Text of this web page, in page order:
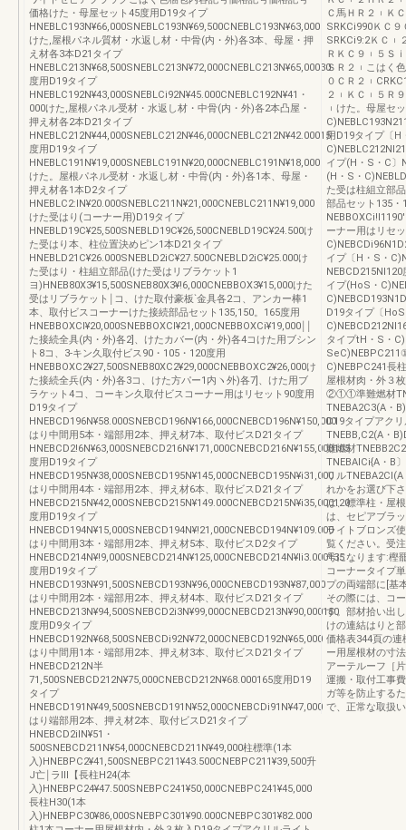
価格けた・母屋セット45度用D19タイプ
HNEBLC193N¥66,000SNEBLC193N¥69,500CNEBLC193N¥63,000
けた,屋根パネル質材・水返し材・中骨(内・外)各3本、母屋・押
え材各3本D21タイプ
HNEBLC213N¥68,500SNEBLC213N¥72,000CNEBLC213N¥65,00030
度用D19タイプ
HNEBLC192N¥43,000SNEBLCi92N¥45.000CNEBLC192N¥41・
000けた,屋根パネル受材・水返し材・中骨(内・外)各2本凸屋・
押え材各2本D21タイブ
HNEBLC212N¥44,000SNEBLC212N¥46,000CNEBLC212N¥42.00015
度用D19タイブ
HNEBLC191N¥19,000SNEBLC191N¥20,000CNEBLC191N¥18,000
けた。屋根パネル受材・水返し材・中骨(内・外)各1本、母屋・
押え材各1本D2タイプ
HNEBLC2:lN¥20.000SNEBLC211N¥21,000CNEBLC211N¥19,000
けた受はり(コーナー用)D19タイプ
HNEBLD19C¥25,500SNEBLD19C¥26,500CNEBLD19C¥24.500け
た受はり本、柱位置決めピン1本D21タイプ
HNEBLD21C¥26.000SNEBLD2iC¥27.500CNEBLD2iC¥25.000け
た受はり・柱組立部品(けた受はリブラケット1
ヨ)HNEB80X3¥15,500SNEB80X3¥!6,000CNEBBOX3¥15,000けた
受はリブラケット￨コ、けた取付豪板`金具各2コ、アンカー棒1
本、取付ビスコーナーけた接続部品セット135,150。165度用
HNEBBOXCI¥20,000SNEBBOXCI¥21,000CNEBBOXCi¥19,000￨￨
た接続全具(内・外)各2]、けたカバー(内・外)各4コけた用ブシン
ト8コ、3-キン久取付ビス90・105・120度用
HNEBBOXC2¥27,500SNEB80XC2¥29,000CNEBBOXC2¥26,000け
た接続全兵(内・外)各3コ、けた方パー1内ヽ外)各7]、けた用ブ
ラケット4コ、コーキン久取付ビスコーナー用はリセット90度用
D19タイプ
HNEBCD196N¥58.000SNEBCD196N¥166,000CNEBCD196N¥150,000
はり中間用5本・端部用2本、押え材7本、取付ビスD21タイプ
HNEBCD2!6N¥63,000SNEBCD216N¥171,000CNEBCD216N¥155,000105
度用D19タイプ
HNEBCD195N¥38,000SNEBCD195N¥145,000CNEBCD195N¥i31,000
はり中間用4本・端部用2本、押え材6本、取付ビスD21タイプ
HNEBCD215N¥42,000SNEBCD215N¥149.000CNEBCD215N¥i35,000120
度用D19タイプ
HNEBCD194N¥15,000SNEBCD194N¥!21,000CNEBCD194N¥109.000
はり中間用3本・端部用2本、押え材5本、取付ビスD2タイプ
HNEBCD214N¥!9,000SNEBCD214N¥125,000CNEBCD214N¥li3.000135
度用D19タイプ
HNEBCD193N¥91,500SNEBCD193N¥96,000CNEBCD193N¥87,000
はり中間用2本・端部用2本、押え材4本、取付ビスD21タイプ
HNEBCD213N¥94,500SNEBCD2i3N¥99,000CNEBCD213N¥90,000150
度用D9タイプ
HNEBCD192N¥68,500SNEBCDi92N¥72,000CNEBCD192N¥65,000
はり中間用1本・端部用2本、押え材3本、取付ビスD21タイプ
HNEBCD212N半
71,500SNEBCD212N¥75,000CNEBCD212N¥68.000165度用D19
タイプ
HNEBCD191N¥49,500SNEBCD191N¥52,000CNEBCDi91N¥47,000
はり端部用2本、押え材2本、取付ビスD21タイプ
HNEBCD2ilN¥51・
500SNEBCD211N¥54,000CNEBCD211N¥49,000柱標準(1本
入)HNEBPC2¥41,500SNEBPC211¥43.500CNEBPC211¥39,500升
J亡￨ラⅢ【長柱H24(本
入)HNEBPC24¥47.500SNEBPC241¥50,000CNEBPC241¥45,000
長柱H30(1本
入)HNEBPC30¥86,000SNEBPC301¥90.000CNEBPC301¥82.000
Ｃ馬ＨＲ２︲Ｋ
SRKCi990ＫＣ
SRKCi9:2ＫＣ︲
ＲＫＣ９︲５Ｓ
ＳＲ２︲こはく
０ＣＲ２
２︲ＫＣ︲５Ｒ
︲けた。母屋セ
用D19タイプ〔H
イプ(H・S・C〕
(H・S・
た受は柱組立部
部品セット135
ーナー用はリセ
イプ〔H・S・
イプ(HoS・
D19タイプ〔
タイプtH・S・
C)NEBPC241長
屋根材肉・外３
②①①準難燃材
TNEBA2C3(A・
D19タイプアク
TNEBB,C2(A・
難燃材
TNEBAICi{A・B
リル
れかをお選び下
は、標準柱・屋
は、セピアブラ
ライトブロンズ
覧ください。受
号になります:樫
コーナータイプ
プの両端部に[基
その際には、コ
す。部材拾い出
けの連結はりと
価格表344頁の
ー用屋根材の寸
アーテルーフ［
運搬・取付工事
ガ等を防止する
で、正常な取扱